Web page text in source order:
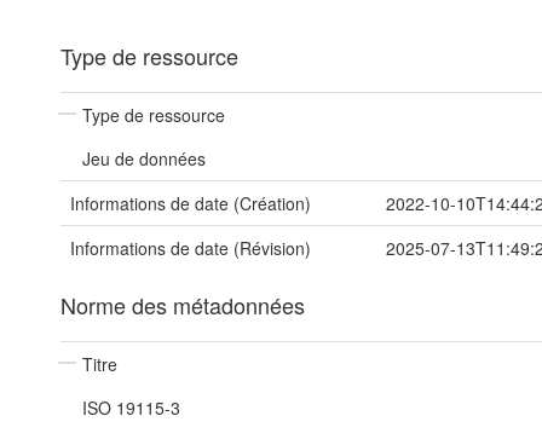
Type de ressource
Type de ressource
Jeu de données
Informations de date (Création)
2022-10-
Informations de date (Révision)
2025-07-
Norme des métadonnées
Titre
ISO 19115-3